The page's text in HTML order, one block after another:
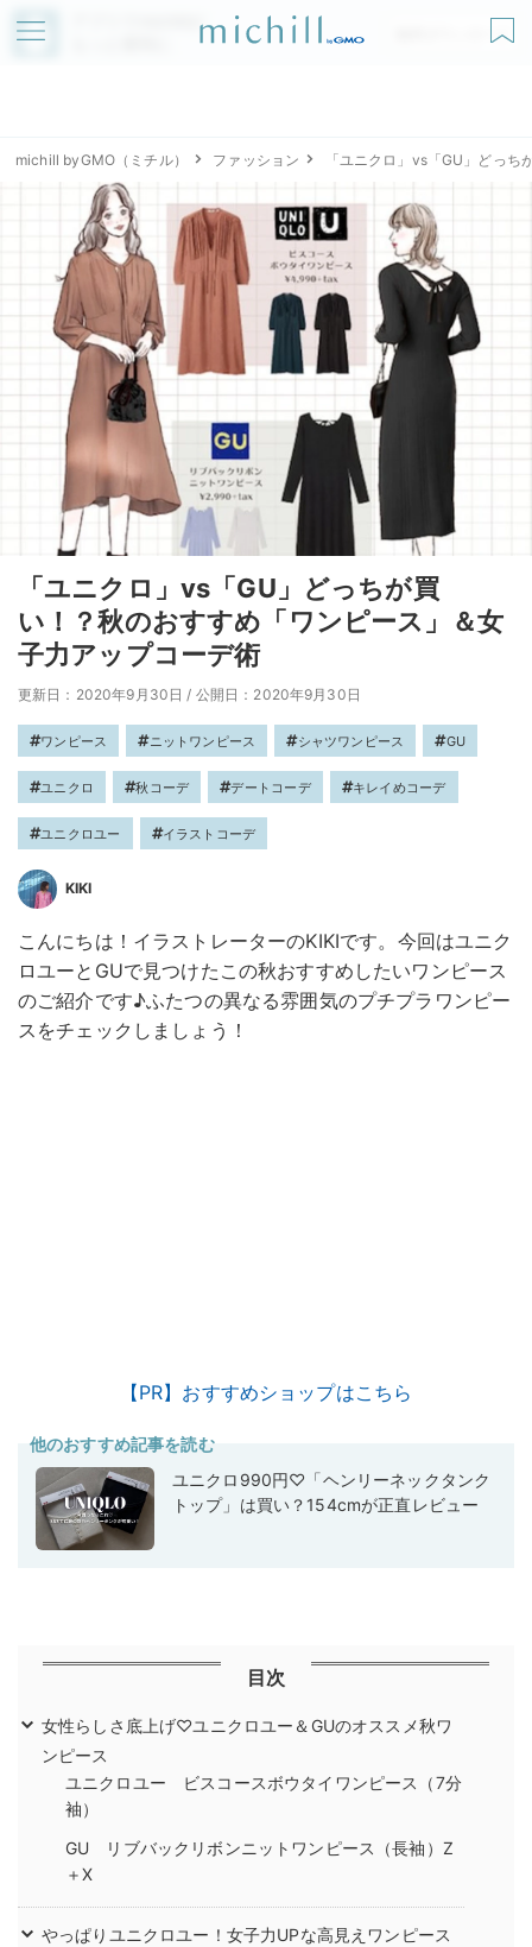
アプリでmichillが
無料ダウンロード
michill byGMO（ミチル） ファッション 「ユニクロ」vs「GU」どっ
「ユニクロ」vs「GU」どっちが買
い！？秋のおすすめ「ワンピース」＆女
子力アップコーデ術
更新日：2020年9月30日 / 公開日：2020年9月30日
ワンピース ニットワンピース シャツワンピース GU
ユニクロ 秋コーデ デートコーデ キレイめコーデ
ユニクロユー イラストコーデ
KIKI
こんにちは！イラストレーターのKIKIです。今回はユニク
ロユーとGUで見つけたこの秋おすすめしたいワンピース
のご紹介です♪ふたつの異なる雰囲気のプチプラワンピー
スをチェックしましょう！
【PR】おすすめショップはこちら
他のおすすめ記事を読む
ユニクロ990円♡「ヘンリーネックタンク
トップ」は買い？154cmが正直レビュー
目次
女性らしさ底上げ♡ユニクロユー＆GUのオススメ秋ワ
ンピース
ユニクロユー ビスコースボウタイワンピース（7分
袖）
GU リブバックリボンニットワンピース（長袖）Z
＋X
やっぱりユニクロユー！女子力UPな高見えワンピース